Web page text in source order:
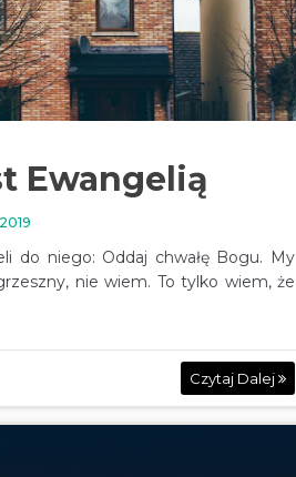
Ewangelią
do niego: Oddaj chwałę Bogu. My
nie wiem. To tylko wiem, że
Czytaj Dalej